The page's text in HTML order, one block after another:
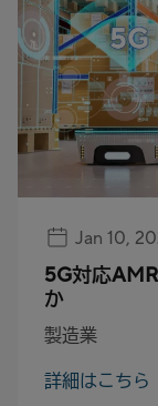
Jan 10,
5G対応
か
製造業
詳細はこちら